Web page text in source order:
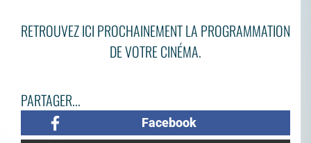
RETROUVEZ ICI PROCHAINEMENT LA PROGRAMMATION
DE VOTRE CINÉMA.
PARTAGER...
Facebook